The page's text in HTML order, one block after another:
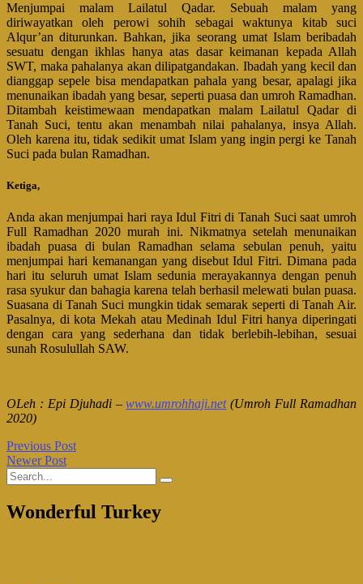
Menjumpai malam Lailatul Qadar. Sebuah malam yang
diriwayatkan oleh perowi sohih sebagai waktunya kitab suci
Alqur’an diturunkan. Bahkan, jika seorang umat Islam beribadah
sesuatu dengan ikhlas hanya atas dasar keimanan kepada Allah
SWT, maka pahalanya akan dilipatgandakan. Ibadah yang kecil dan
dianggap sepele bisa mendapatkan pahala yang besar, apalagi jika
menunaikan ibadah yang besar, seperti puasa dan umroh Ramadhan.
Ditambah keistimewaan mendapatkan malam Lailatul Qadar di
Tanah Suci, tentu akan menambah nilai pahalanya, insya Allah.
Oleh karena itu, tidak sedikit umat Islam yang ingin pergi ke Tanah
Suci pada bulan Ramadhan.
Ketiga,
Anda akan menjumpai hari raya Idul Fitri di Tanah Suci saat umroh
Full Ramadhan 2020 murah ini. Nikmatnya setelah menunaikan
ibadah puasa di bulan Ramadhan selama sebulan penuh, yaitu
menjumpai hari kemanangan yang disebut Idul Fitri. Dimana pada
hari itu seluruh umat Islam sedunia merayakannya dengan penuh
rasa syukur dan bahagia karena telah berhasil melewati bulan puasa.
Suasana di Tanah Suci mungkin tidak semarak seperti di Tanah Air.
Pasalnya, di kota Mekah atau Medinah Idul Fitri hanya diperingati
dengan cara yang sederhana dan tidak berlebih-lebihan, sesuai
sunah Rosulullah SAW.
OLeh : Epi Djuhadi –www.umrohhaji.net(Umroh Full Ramadhan
2020)
Previous Post
Newer Post
Wonderful Turkey